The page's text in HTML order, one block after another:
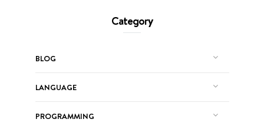
Category
BLOG
LANGUAGE
PROGRAMMING